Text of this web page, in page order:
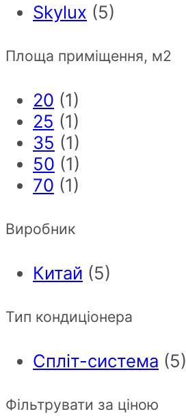
Skylux (5)
Площа приміщення, м2
20 (1)
25 (1)
35 (1)
50 (1)
70 (1)
Виробник
Китай (5)
Тип кондиціонера
Спліт-система (5)
Фільтрувати за ціною